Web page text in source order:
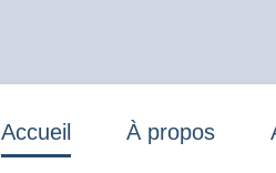
Accueil À propos